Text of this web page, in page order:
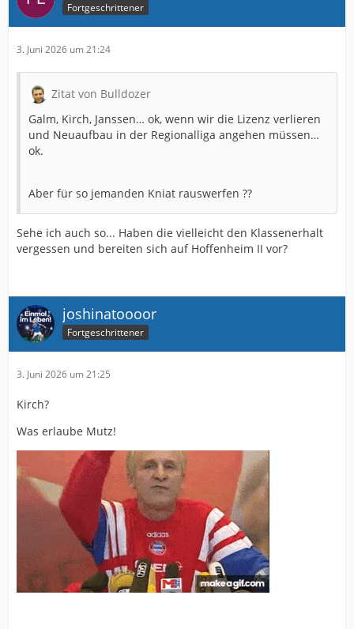
Fortgeschrittener
3. Juni 2026 um 21:24
Zitat von Bulldozer
Galm, Kirch, Janssen… ok, wenn wir die Lizenz verlieren
und Neuaufbau in der Regionalliga angehen müssen…
ok.
Aber für so jemanden Kniat rauswerfen ??
Sehe ich auch so... Haben die vielleicht den Klassenerhalt
vergessen und bereiten sich auf Hoffenheim II vor?
joshinatoooor
Fortgeschrittener
3. Juni 2026 um 21:25
Kirch?
Was erlaube Mutz!